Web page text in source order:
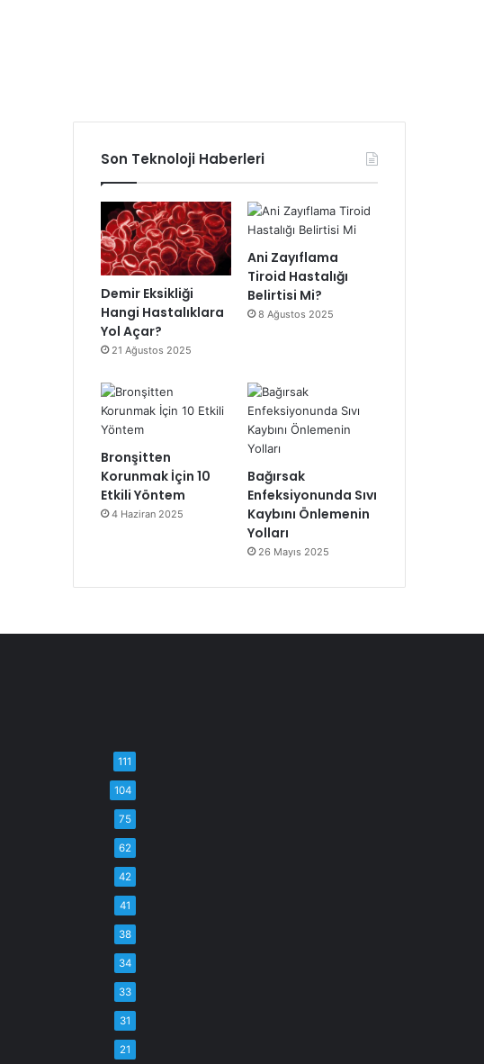
Son Teknoloji Haberleri
Demir Eksikliği
Hangi Hastalıklara
Yol Açar?
21 Ağustos 2025
Ani Zayıflama
Tiroid Hastalığı
Belirtisi Mi?
8 Ağustos 2025
Bronşitten
Korunmak İçin 10
Etkili Yöntem
4 Haziran 2025
Bağırsak
Enfeksiyonunda Sıvı
Kaybını Önlemenin
Yolları
26 Mayıs 2025
111
104
75
62
42
41
38
34
33
31
21